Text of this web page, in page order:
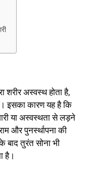
शरीर अस्वस्थ होता है,
इसका कारण यह है कि
या अस्वस्थता से लड़ने
और पुनर्स्थापना की
बाद तुरंत सोना भी
है।